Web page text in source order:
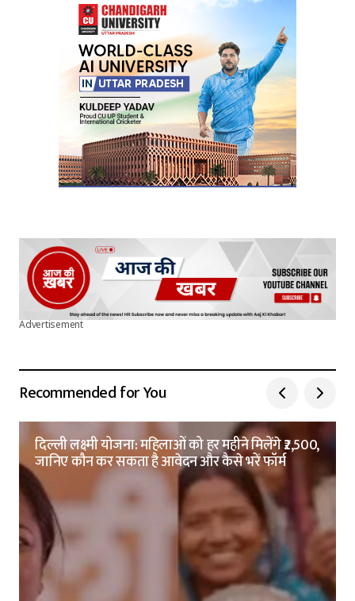
Your E-mail*
Submit Comment
Advertisement
Recommended for You
दिल्ली लक्ष्मी योजना: महिलाओं को हर महीने मिलेंगे ₹2,500,
जानिए कौन कर सकता है आवेदन और कैसे भरें फॉर्म